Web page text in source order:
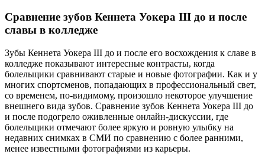
Сравнение зубов Кеннета Уокера III до и после
славы в колледже
Зубы Кеннета Уокера III до и после его восхождения к славе в
колледже показывают интересные контрасты, когда
болельщики сравнивают старые и новые фотографии. Как и у
многих спортсменов, попадающих в профессиональный свет,
со временем, по-видимому, произошло некоторое улучшение
внешнего вида зубов. Сравнение зубов Кеннета Уокера III до
и после подогрело оживленные онлайн-дискуссии, где
болельщики отмечают более яркую и ровную улыбку на
недавних снимках в СМИ по сравнению с более ранними,
менее известными фотографиями из карьеры.